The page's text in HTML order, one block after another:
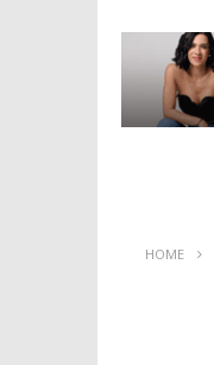
HOME